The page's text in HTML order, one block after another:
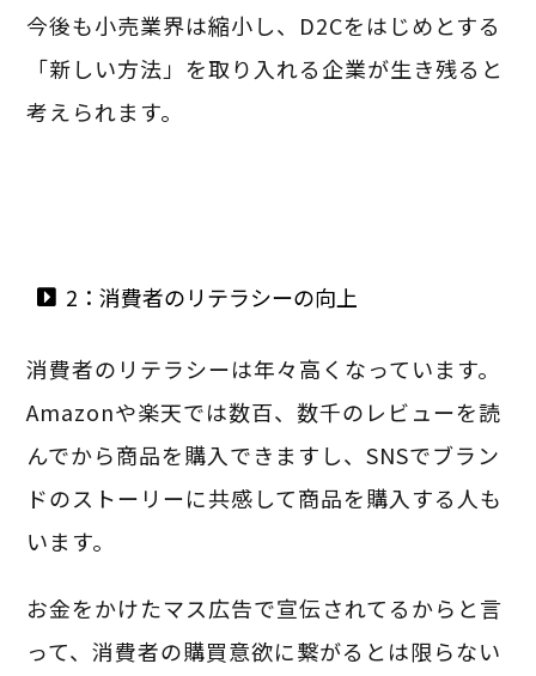
今後も小売業界は縮小し、D2Cをはじめとする
「新しい方法」を取り入れる企業が生き残ると
考えられます。
2：消費者のリテラシーの向上
消費者のリテラシーは年々高くなっています。
Amazonや楽天では数百、数千のレビューを読
んでから商品を購入できますし、SNSでブラン
ドのストーリーに共感して商品を購入する人も
います。
お金をかけたマス広告で宣伝されてるからと言
って、消費者の購買意欲に繋がるとは限らない